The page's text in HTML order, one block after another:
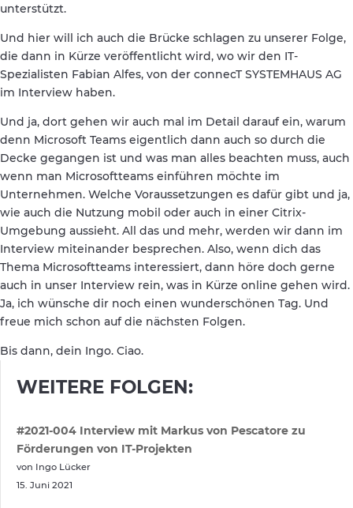
unterstützt.
Und hier will ich auch die Brücke schlagen zu unserer Folge,
die dann in Kürze veröffentlicht wird, wo wir den IT-
Spezialisten Fabian Alfes, von der connecT SYSTEMHAUS AG
im Interview haben.
Und ja, dort gehen wir auch mal im Detail darauf ein, warum
denn Microsoft Teams eigentlich dann auch so durch die
Decke gegangen ist und was man alles beachten muss, auch
wenn man Microsoftteams einführen möchte im
Unternehmen. Welche Voraussetzungen es dafür gibt und ja,
wie auch die Nutzung mobil oder auch in einer Citrix-
Umgebung aussieht. All das und mehr, werden wir dann im
Interview miteinander besprechen. Also, wenn dich das
Thema Microsoftteams interessiert, dann höre doch gerne
auch in unser Interview rein, was in Kürze online gehen wird.
Ja, ich wünsche dir noch einen wunderschönen Tag. Und
freue mich schon auf die nächsten Folgen.
Bis dann, dein Ingo. Ciao.
WEITERE FOLGEN:
#2021-004 Interview mit Markus von Pescatore zu
Förderungen von IT-Projekten
von Ingo Lücker
15. Juni 2021